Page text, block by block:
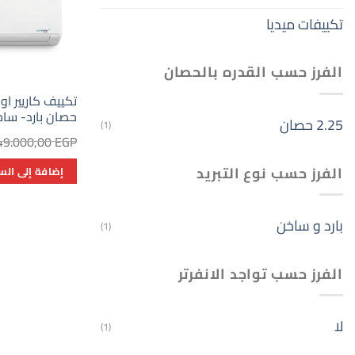
تكييفات ميديا
الفرز حسب القدره بالحصان
2.25 حصان (1)
الفرز حسب نوع التبريد
بارد و ساخن (1)
الفرز حسب تواجد الانفرتر
لا (1)
حصان بارد-
EGP
إضافة إلى